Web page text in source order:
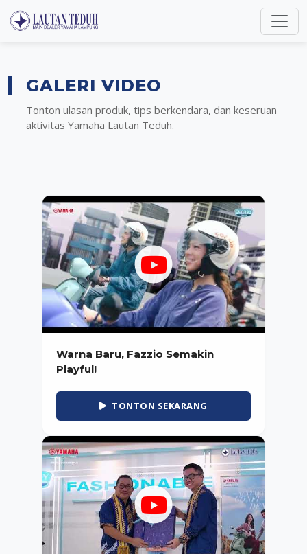
GALERI VIDEO
Tonton ulasan produk, tips berkendara, dan keseruan
aktivitas Yamaha Lautan Teduh.
Warna Baru, Fazzio Semakin
Playful!
TONTON SEKARANG